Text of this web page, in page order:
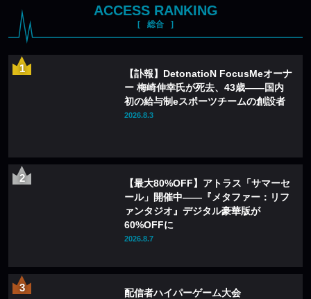
ACCESS RANKING
総合
【訃報】DetonatioN FocusMeオーナ
ー 梅崎伸幸氏が死去、43歳——国内
初の給与制eスポーツチームの創設者
2026.8.3
【最大80%OFF】アトラス「サマーセ
ール」開催中——『メタファー：リフ
ァンタジオ』デジタル豪華版が
60%OFFに
2026.8.7
配信者ハイパーゲーム大会